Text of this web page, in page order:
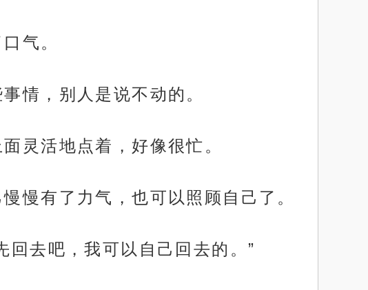
气。
情，别人是说不动的。
灵活地点着，好像很忙。
慢有了力气，也可以照顾自己了。
回去吧，我可以自己回去的。”